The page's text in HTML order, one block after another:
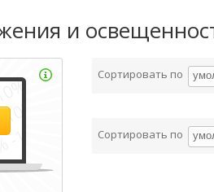
и
Сортировать по
Сортировать по